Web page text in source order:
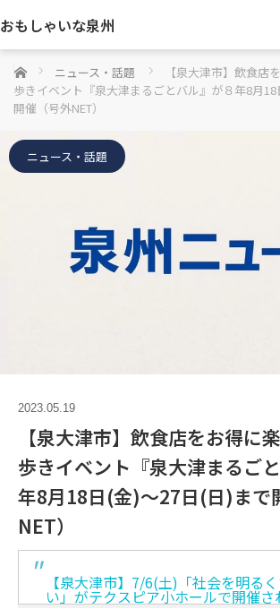
おもしゃいな泉州
ホーム ニュース・話題
【泉大津市】飲食店
歩きイベント『泉大津まるごとバル』が８年8月
開催（号外NET）
ニュース・話題
2023.05.19
【泉大津市】飲食店をお得に
歩きイベント『泉大津まるご
年8月18日(金)〜27日(日)まで
NET）
【泉大津市】7/6(土)「社会を明る
い」がテクスピア小ホールで開催さ